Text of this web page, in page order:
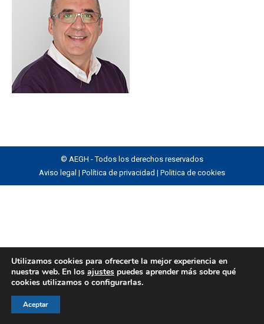
© AEGH - Todos los derechos reservados
Aviso legal | Política de privacidad | Politica de cookies
Utilizamos cookies para ofrecerte la mejor experiencia en
nuestra web. En los ajustes puedes aprender más sobre qué
cookies utilizamos o configurarlas.
Aceptar